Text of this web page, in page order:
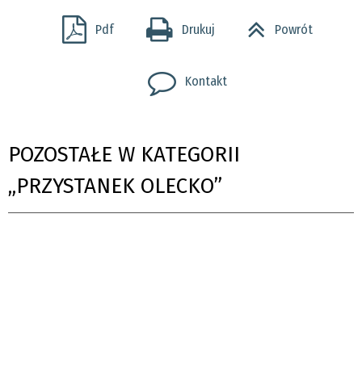
Pdf Drukuj Powrót
Kontakt
POZOSTAŁE W KATEGORII
„PRZYSTANEK OLECKO”